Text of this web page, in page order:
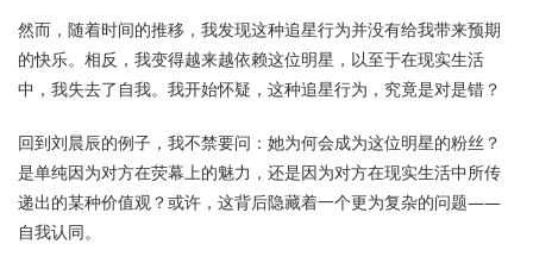
然而，随着时间的推移，我发现这种追星行为并没有给我带来预期
的快乐。相反，我变得越来越依赖这位明星，以至于在现实生活
中，我失去了自我。我开始怀疑，这种追星行为，究竟是对是错？
回到刘晨辰的例子，我不禁要问：她为何会成为这位明星的粉丝？
是单纯因为对方在荧幕上的魅力，还是因为对方在现实生活中所传
递出的某种价值观？或许，这背后隐藏着一个更为复杂的问题——
自我认同。